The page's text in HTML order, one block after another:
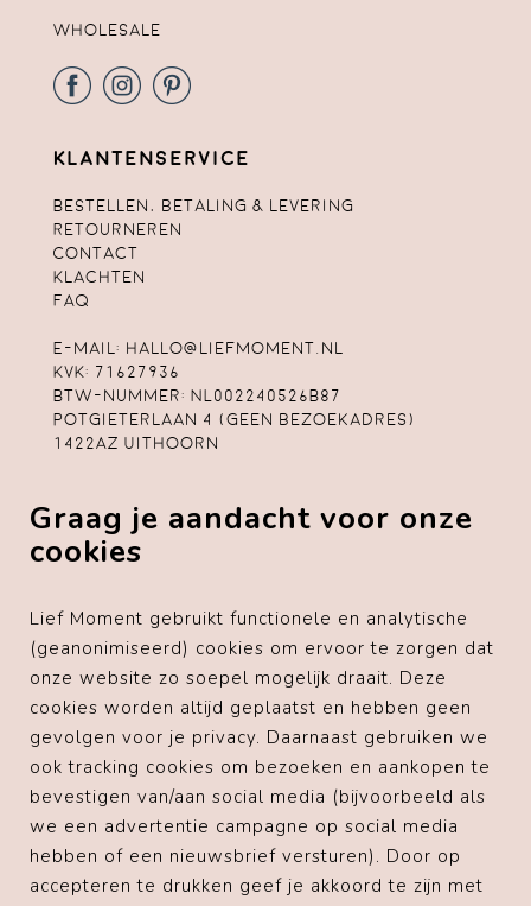
Wholesale
Klantenservice
Bestellen, betaling & levering
Retourneren
Contact
Klachten
FAQ
E-mail: hallo@liefmoment.nl
KvK: 71627936
Btw-nummer: NL002240526B87
Potgieterlaan 4 (geen bezoekadres)
1422AZ Uithoorn
Privacybeleid
Cookiebeleid
Disclaimer
Voorgaande klanten
" Top!! Super netjes verpakt en echt een feestje om
uit te pakken. Service is ook heel goed. Gemakkelijk
contact kunnen maken met de eigenaresse en snelle
reactie ontvangen. Lisanne zorgt er echt voor dat
alles naar wens is! "
Graag je aandacht voor onze
cookies
Lief Moment gebruikt functionele en analytische
(geanonimiseerd) cookies om ervoor te zorgen dat
onze website zo soepel mogelijk draait. Deze
cookies worden altijd geplaatst en hebben geen
gevolgen voor je privacy. Daarnaast gebruiken we
ook tracking cookies om bezoeken en aankopen te
bevestigen van/aan social media (bijvoorbeeld als
we een advertentie campagne op social media
hebben of een nieuwsbrief versturen). Door op
accepteren te drukken geef je akkoord te zijn met